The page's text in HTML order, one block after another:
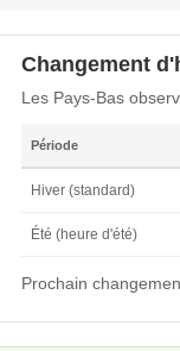
Changement
Les Pays-Bas
Période
Hiver (standard)
Été (heure d'été)
Prochain